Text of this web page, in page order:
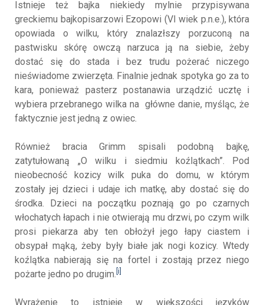
Istnieje też bajka niekiedy mylnie przypisywana
greckiemu bajkopisarzowi Ezopowi (VI wiek p.n.e.), która
opowiada o wilku, który znalazłszy porzuconą na
pastwisku skórę owczą narzuca ją na siebie, żeby
dostać się do stada i bez trudu pożerać niczego
nieświadome zwierzęta. Finalnie jednak spotyka go za to
kara, ponieważ pasterz postanawia urządzić ucztę i
wybiera przebranego wilka na główne danie, myśląc, że
faktycznie jest jedną z owiec.
Również bracia Grimm spisali podobną bajkę,
zatytułowaną „O wilku i siedmiu koźlątkach”. Pod
nieobecność kozicy wilk puka do domu, w którym
zostały jej dzieci i udaje ich matkę, aby dostać się do
środka. Dzieci na początku poznają go po czarnych
włochatych łapach i nie otwierają mu drzwi, po czym wilk
prosi piekarza aby ten obłożył jego łapy ciastem i
obsypał mąką, żeby były białe jak nogi kozicy. Wtedy
koźlątka nabierają się na fortel i zostają przez niego
pożarte jedno po drugim. [i]
Wyrażenie to istnieje w większości języków